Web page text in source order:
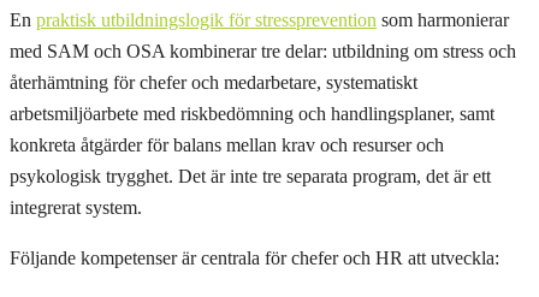
En praktisk utbildningslogik för stressprevention som harmonierar
med SAM och OSA kombinerar tre delar: utbildning om stress och
återhämtning för chefer och medarbetare, systematiskt
arbetsmiljöarbete med riskbedömning och handlingsplaner, samt
konkreta åtgärder för balans mellan krav och resurser och
psykologisk trygghet. Det är inte tre separata program, det är ett
integrerat system.
Följande kompetenser är centrala för chefer och HR att utveckla: